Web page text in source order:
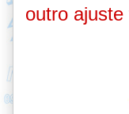
outro